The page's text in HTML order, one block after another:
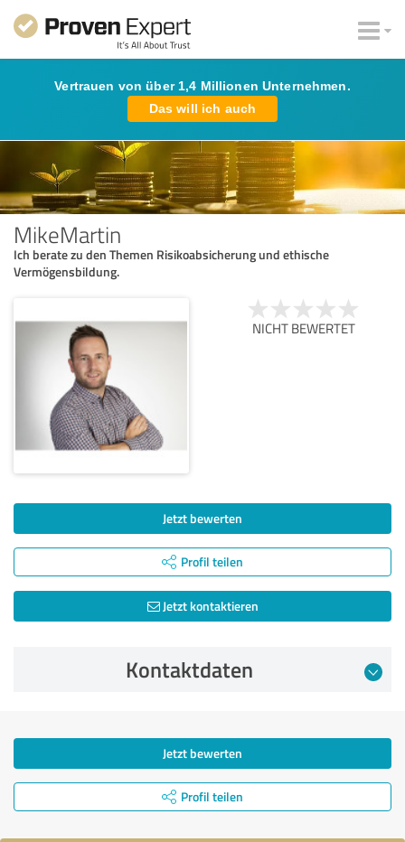
Vertrauen von über 1,4 Millionen Unternehmen.
Das will ich auch
MikeMartin
Ich berate zu den Themen Risikoabsicherung und ethische
Vermögensbildung.
NICHT BEWERTET
Jetzt bewerten
Profil teilen
Jetzt kontaktieren
Kontaktdaten
Jetzt bewerten
Profil teilen